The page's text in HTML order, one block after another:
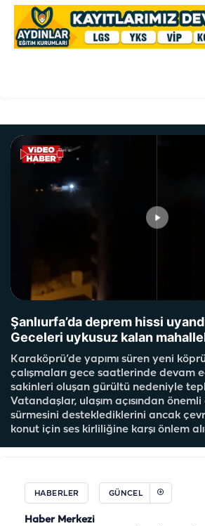
Şanlıurfa’da deprem hissi
Geceleri uykusuz kalan
Karaköprü’de yapımı süren yeni
çalışmaları gece saatlerinde devam
sakinleri oluşan gürültü nedeniyle
Vatandaşlar, ulaşım açısından
sürmesini desteklediklerini ancak
konut için ses kirliliğine karşı önlem
HABERLER GÜNCEL
Haber Merkezi